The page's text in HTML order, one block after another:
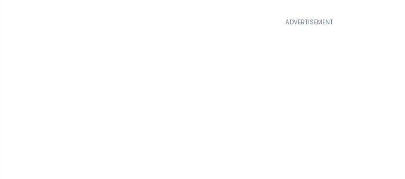
ADVERTISEMENT